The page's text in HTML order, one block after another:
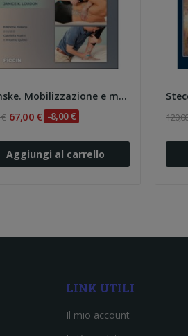
Manske. Mobilizzazione e manipolazione...
67,00 € -8,00 €
Aggiungi al carrello
LINK UTILI
Il mio account